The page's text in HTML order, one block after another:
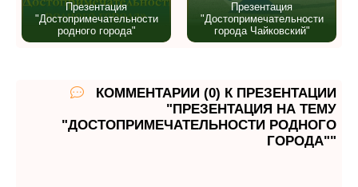
Презентация
"Достопримечательности
родного города"
Презентация
"Достопримечательности
города Чайковский"
КОММЕНТАРИИ (0) К ПРЕЗЕНТАЦИИ
"ПРЕЗЕНТАЦИЯ НА ТЕМУ
"ДОСТОПРИМЕЧАТЕЛЬНОСТИ РОДНОГО
ГОРОДА""